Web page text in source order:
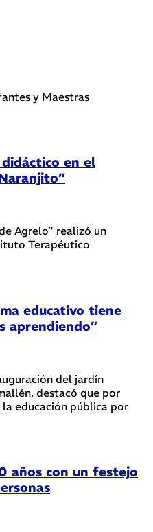
y Maestras
en el
Agrelo” realizó un
Terapéutico
educativo tiene
aprendiendo”
del jardín
destacó que por
la educación pública por
años con un festejo